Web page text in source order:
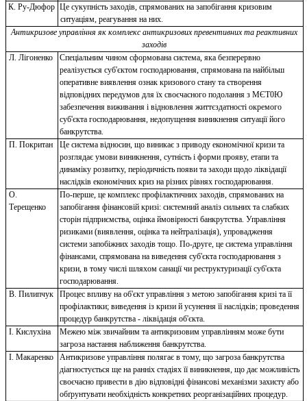
К. Ру-Дюфор Це сукупність заходів, спрямованих на запобігання кризовим
ситуаціям, реагування на них.
Антикризове управління як комплекс антикризових превентивних та реактивних
заходів
Л. Лігоненко
Спеціальним чином сформована система, яка безперервно
реалізується суб'єктом господарювання, спрямована па найбільш
оперативне виявлення ознак кризового стану та створення
відповідних передумов для їх своєчасного подолання з МЄТ0Ю
забезпечення виживання і відновлення життєздатності окремого
суб'єкта господарювання, недопущення виникнення ситуації його
банкрутства.
П. Покритан
Це система відносин, що виникає з приводу економічної кризи та
розглядає умови виникнення, сутність і форми прояву, етапи та
динаміку розвитку, періодичність появи та заходи щодо ліквідації
наслідків економічних криз на різних рівнях господарювання.
О.
Терещенко
По-перше, це комплекс профілактичних заходів, спрямованих на
запобігання фінансовій кризі: системний аналіз сильних та слабких
сторін підприємства, оцінка ймовірності банкрутства. Управління
ризиками (виявлення, оцінка та нейтралізація), упровадження
системи запобіжних заходів тощо. По-друге, це система управління
фінансами, спрямована на виведення суб'єкта господарювання з
кризи, в тому числі шляхом санації чи реструктуризації суб'єкта
господарювання.
В. Пилипчук
Процес впливу на об'єкт управління з метою запобігання кризі та її
профілактики; виведення із кризи й усунення її наслідків; проведення
процедур банкрутства - ліквідація об'єкта.
І. Кислухіна
Межею між звичайним та антикризовим управлінням може бути
загроза настання наближення банкрутства.
I. Макаренко
Антикризове управління полягає в тому, що загроза банкрутства
діагностується ще на ранніх стадіях її виникнення, що дає можливість
своєчасно привести в дію відповідні фінансові механізми захисту або
обґрунтувати необхідність конкретних реорганізаційних процедур.